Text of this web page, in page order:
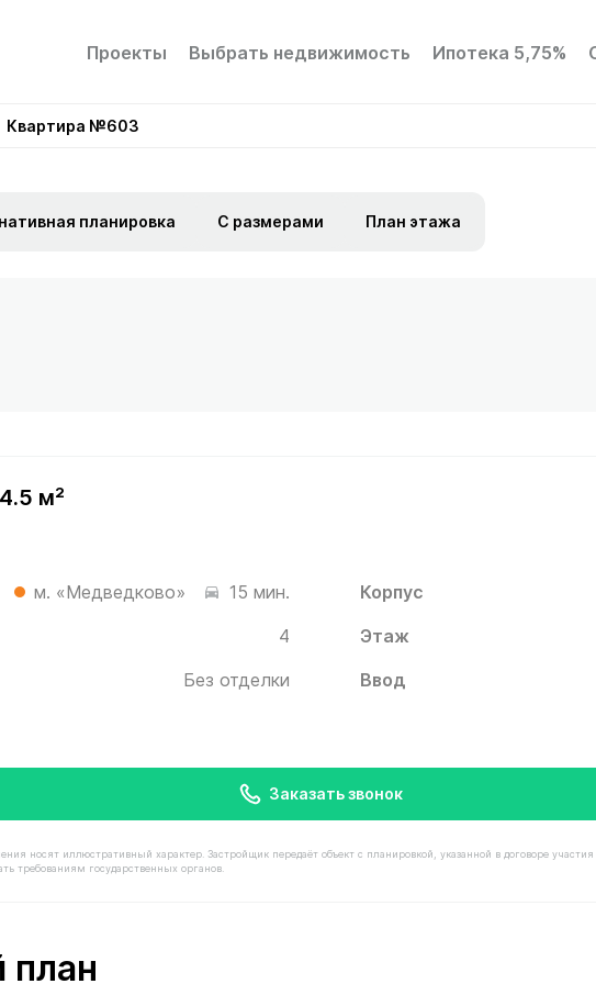
Проекты Выбрать недвижимость Ипотека 5,75%
Квартира №603
планировка С размерами План этажа
м²
м. «Медведково» 15 мин. Корпус
4 Этаж
Без отделки Ввод
Заказать звонок
носят иллюстративный характер. Застройщик передаёт объект с планировкой, указанной в договоре
требованиям государственных органов.
план